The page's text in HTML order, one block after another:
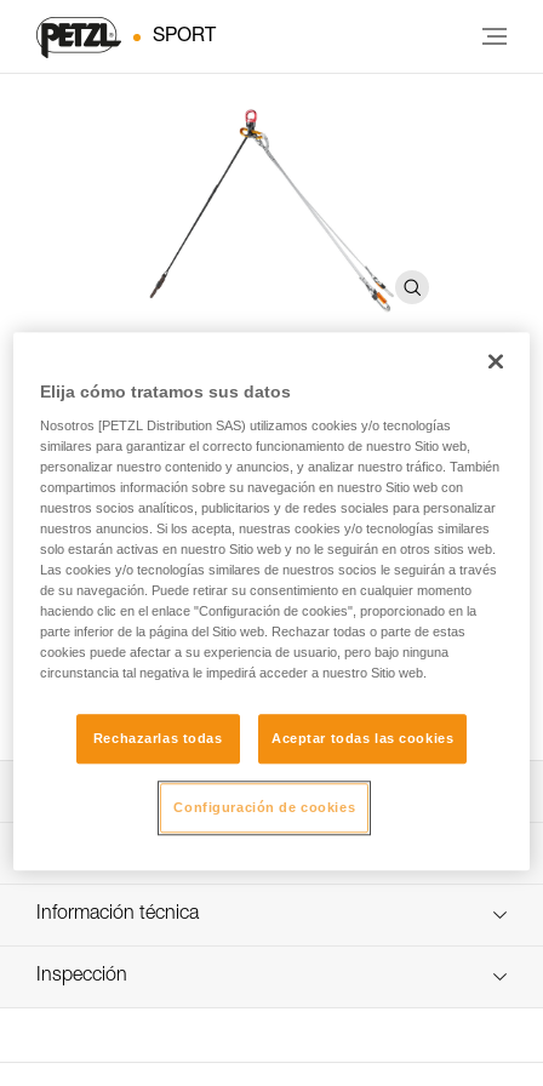
SPORT
STEF para camilla NEST
anterior a 2020
Dispositivo de inclinación para la camilla NEST anterior a
2020
El dispositivo de inclinación STEF une los tres puntos de
conexión de la camilla NEST y permite inclinarla con
facilidad en función del terreno. Está equipado con tres
conectores Am'D TRIACT-LOCK para un bloqueo automático
orientar con precisión la camilla.
terreno: posición horizontal, vertical o inclinada.
Tres conectores Am'D TRIACT-LOCK equipados con la
Eslabón giratorio para orientar la camilla con precisión.
Materiales: poliéster y aluminio
Carga máxima autorizada: 140 kg
Características por referencia
Información técnica
Descargar el pdf technical-notice-NEST-STEF-2
Inspección
Elija cómo tratamos sus datos
Nosotros [PETZL Distribution SAS) utilizamos cookies y/o tecnologías
similares para garantizar el correcto funcionamiento de nuestro Sitio web,
personalizar nuestro contenido y anuncios, y analizar nuestro tráfico. También
compartimos información sobre su navegación en nuestro Sitio web con
nuestros socios analíticos, publicitarios y de redes sociales para personalizar
nuestros anuncios. Si los acepta, nuestras cookies y/o tecnologías similares
solo estarán activas en nuestro Sitio web y no le seguirán en otros sitios web.
Las cookies y/o tecnologías similares de nuestros socios le seguirán a través
de su navegación. Puede retirar su consentimiento en cualquier momento
haciendo clic en el enlace "Configuración de cookies", proporcionado en la
parte inferior de la página del Sitio web. Rechazar todas o parte de estas
cookies puede afectar a su experiencia de usuario, pero bajo ninguna
circunstancia tal negativa le impedirá acceder a nuestro Sitio web.
Rechazarlas todas Aceptar todas las cookies
Configuración de cookies